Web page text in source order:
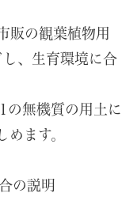
販の観葉植物用
、生育環境に合
の無機質の用土に
ます。
の説明